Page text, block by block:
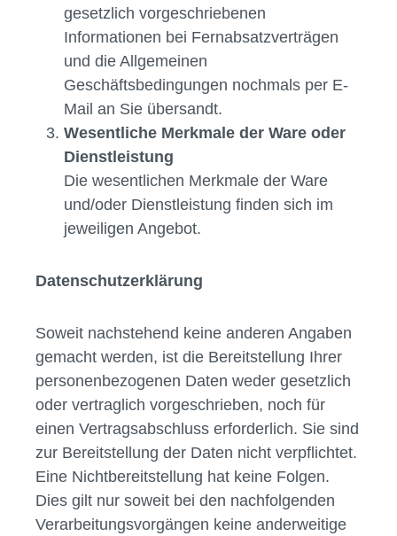
gesetzlich vorgeschriebenen
Informationen bei Fernabsatzverträgen
und die Allgemeinen
Geschäftsbedingungen nochmals per E-
Mail an Sie übersandt.
Wesentliche Merkmale der Ware oder
Dienstleistung
Die wesentlichen Merkmale der Ware
und/oder Dienstleistung finden sich im
jeweiligen Angebot.
Datenschutzerklärung
Soweit nachstehend keine anderen Angaben
gemacht werden, ist die Bereitstellung Ihrer
personenbezogenen Daten weder gesetzlich
oder vertraglich vorgeschrieben, noch für
einen Vertragsabschluss erforderlich. Sie sind
zur Bereitstellung der Daten nicht verpflichtet.
Eine Nichtbereitstellung hat keine Folgen.
Dies gilt nur soweit bei den nachfolgenden
Verarbeitungsvorgängen keine anderweitige